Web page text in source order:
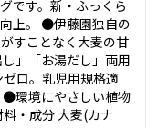
です。新・ふっくら
上。 ●伊藤園独自の
すことなく大麦の甘
」「お湯だし」両用
ロ。乳児用規格適
●環境にやさしい植物
・成分 大麦(カナ